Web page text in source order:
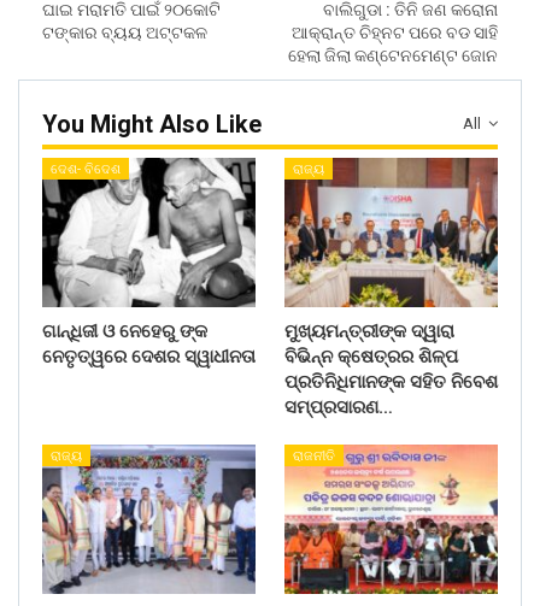
ଘାଇ ମରାମତି ପାଇଁ ୨୦କୋଟି
ଟଙ୍କାର ବ୍ୟୟ ଅଟ୍ଟକଳ
ବାଲିଗୁଡା : ତିନି ଜଣ କରୋନା
ଆକ୍ରାନ୍ତ ଚିହ୍ନଟ ପରେ ବଡ ସାହି
ହେଲା ଜିଲା କଣ୍ଟେନମେଣ୍ଟ ଜୋନ
All
You Might Also Like
ଦେଶ- ବିଦେଶ
ଗାନ୍ଧିଜୀ ଓ ନେହେରୁ ଙ୍କ
ନେତୃତ୍ୱରେ ଦେଶର ସ୍ୱାଧୀନତା
ରାଜ୍ୟ
ମୁଖ୍ୟମନ୍ତ୍ରୀଙ୍କ ଦ୍ୱାରା
ବିଭିନ୍ନ କ୍ଷେତ୍ରର ଶିଳ୍ପ
ପ୍ରତିନିଧିମାନଙ୍କ ସହିତ ନିବେଶ
ସମ୍ପ୍ରସାରଣ…
ରାଜ୍ୟ ରାଜନୀତି